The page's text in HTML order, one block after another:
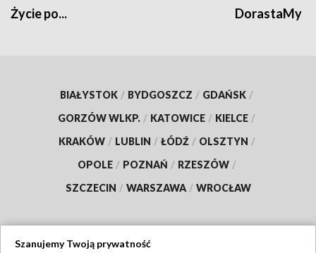
Życie po... DorastaMy
BIAŁYSTOK / BYDGOSZCZ / GDAŃSK /
GORZÓW WLKP. / KATOWICE / KIELCE /
KRAKÓW / LUBLIN / ŁÓDŹ / OLSZTYN /
OPOLE / POZNAŃ / RZESZÓW /
SZCZECIN / WARSZAWA / WROCŁAW
Szanujemy Twoją prywatność